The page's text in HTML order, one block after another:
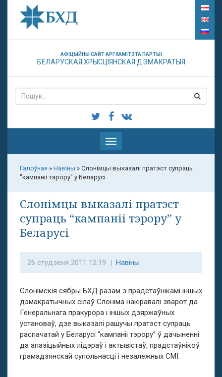
АФІЦЫЙНЫ САЙТ АРГКАМІТЭТА ПАРТЫІ
БЕЛАРУСКАЯ ХРЫСЦІЯНСКАЯ ДЭМАКРАТЫЯ
Паказаць
меню
Галоўная » Навіны » Слонімцы выказалі пратэст супраць
"кампаніі тэрору" у Беларусі
Слонімцы выказалі пратэст
супраць “кампаніі тэрору” у
Беларусі
26 студзеня 2011 12:19 | Навіны
Слонімскія сябры БХД разам з прадстаўнікамі іншых
дэмакратычных сілаў Слоніма накіравалі зварот да
Генеральнага пракурора і іншых дзяржаўных
установаў, дзе выказалі рашучы пратэст супраць
распачатай у Беларусі “кампаніі тэрору” ў дачыненні
да апазіцыйных лідэраў і актывістаў, прадстаўнікоў
грамадзянскай супольнасці і незалежных СМІ.